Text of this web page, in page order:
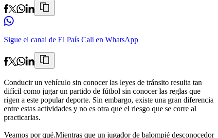
Sigue el canal de El País Cali en WhatsApp
Conducir un vehículo sin conocer las leyes de tránsito resulta tan
difícil como jugar un partido de fútbol sin conocer las reglas que
rigen a este popular deporte. Sin embargo, existe una gran diferencia
entre estas actividades y no es otra que el riesgo que se corre al
practicarlas.
Veamos por qué.Mientras que un jugador de balompié desconocedor